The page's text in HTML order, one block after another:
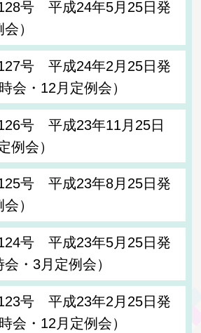
号 平成24年5月25日発
）
号 平成24年2月25日発
会・12月定例会）
号 平成23年11月25日
例会）
号 平成23年8月25日発
）
号 平成23年5月25日発
・3月定例会）
号 平成23年2月25日発
会・12月定例会）